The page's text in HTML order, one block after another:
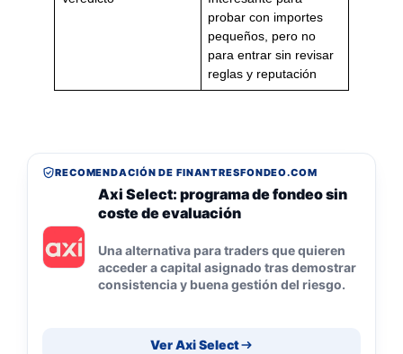
probar con importes
pequeños, pero no
para entrar sin revisar
reglas y reputación
RECOMENDACIÓN DE FINANTRESFONDEO.COM
Axi Select: programa de fondeo sin
coste de evaluación
Una alternativa para traders que quieren
acceder a capital asignado tras demostrar
consistencia y buena gestión del riesgo.
Ver Axi Select